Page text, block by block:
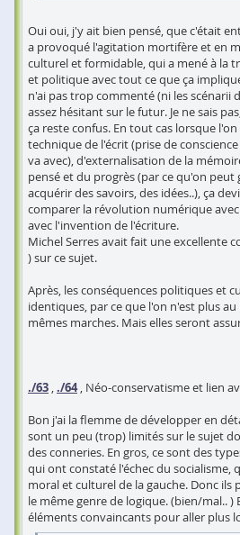
Oui oui, j'y ait bien pensé, que c'était
a provoqué l'agitation mortifère et en
culturel et formidable, qui a mené à la
et politique avec tout ce que ça
n'ai pas trop commenté (ni les scénarii
assez hésitant sur le futur. Je ne sais
ça reste confus. En tout cas lorsque
technique de l'écrit (prise de
va avec), d'externalisation de la
pensé et du progrès (par ce qu'on
acquérir des savoirs, des idées..), ça
comparer la révolution numérique
avec l'invention de l'écriture.
Michel Serres avait fait une excellente
) sur ce sujet.
Après, les conséquences politiques et
identiques, par ce que l'on n'est plus
mêmes marches. Mais elles seront
./63 ,./64, Néo-conservatisme et lien
Bon j'ai la flemme de développer en
sont un peu (trop) limités sur le sujet
des conneries. En gros, ce sont des
qui ont constaté l'échec du socialisme,
moral et culturel de la gauche. Donc ils
le même genre de logique. (bien/mal.. )
éléments convaincants pour aller plus